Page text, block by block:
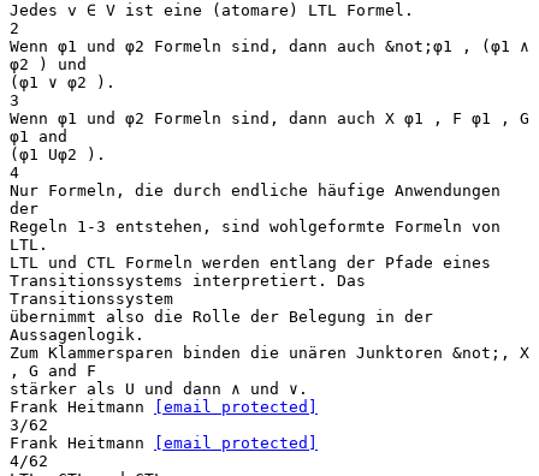
Jedes v ∈ V ist eine (atomare) LTL Formel.
2
Wenn φ1 und φ2 Formeln sind, dann auch &not;φ1 , (φ1 ∧
φ2 ) und
(φ1 ∨ φ2 ).
3
Wenn φ1 und φ2 Formeln sind, dann auch X φ1 , F φ1 , G
φ1 and
(φ1 Uφ2 ).
4
Nur Formeln, die durch endliche häufige Anwendungen
der
Regeln 1-3 entstehen, sind wohlgeformte Formeln von
LTL.
LTL und CTL Formeln werden entlang der Pfade eines
Transitionssystems interpretiert. Das
Transitionssystem
übernimmt also die Rolle der Belegung in der
Aussagenlogik.
Zum Klammersparen binden die unären Junktoren &not;, X
, G and F
stärker als U und dann ∧ und ∨.
Frank Heitmann
[email protected]
3/62
Frank Heitmann
[email protected]
4/62